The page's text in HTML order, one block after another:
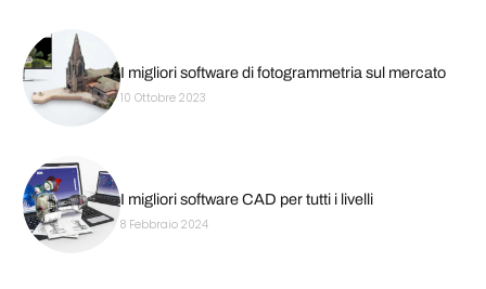
I migliori software di fotogrammetria sul mercato
10 Ottobre 2023
I migliori software CAD per tutti i livelli
8 Febbraio 2024